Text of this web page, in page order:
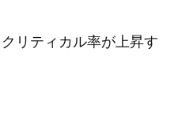
リティカル率が上昇す